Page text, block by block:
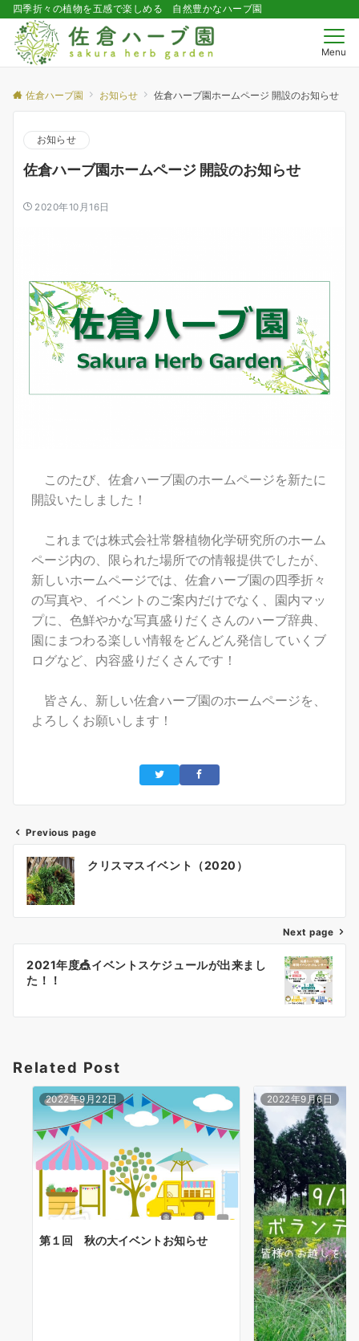
四季折々の植物を五感で楽しめる 自然豊かなハーブ園
Menu
佐倉ハーブ園 お知らせ 佐倉ハーブ園ホームページ 開設のお知らせ
お知らせ
佐倉ハーブ園ホームページ 開設のお知らせ
2020年10月16日
このたび、佐倉ハーブ園のホームページを新たに
開設いたしました！
これまでは株式会社常磐植物化学研究所のホーム
ページ内の、限られた場所での情報提供でしたが、
新しいホームページでは、佐倉ハーブ園の四季折々
の写真や、イベントのご案内だけでなく、園内マッ
プに、色鮮やかな写真盛りだくさんのハーブ辞典、
園にまつわる楽しい情報をどんどん発信していくブ
ログなど、内容盛りだくさんです！
皆さん、新しい佐倉ハーブ園のホームページを、
よろしくお願いします！
Previous page
クリスマスイベント（2020）
Next page
2021年度🎪イベントスケジュールが出来まし
た！！
Related Post
2022年9月22日
第１回 秋の大イベントお知らせ
2022年9月6日